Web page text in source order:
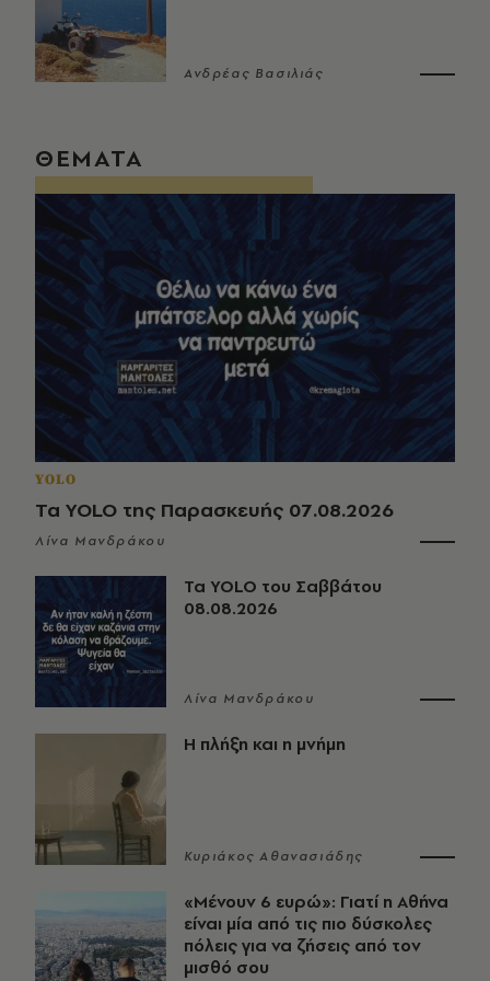
Ανδρέας Βασιλιάς
ΘΕΜΑΤΑ
YOLO
Τα YOLO της Παρασκευής 07.08.2026
Λίνα Μανδράκου
Τα YOLO του Σαββάτου
08.08.2026
Λίνα Μανδράκου
Η πλήξη και η μνήμη
Κυριάκος Αθανασιάδης
«Μένουν 6 ευρώ»: Γιατί η Αθήνα
είναι μία από τις πιο δύσκολες
πόλεις για να ζήσεις από τον
μισθό σου